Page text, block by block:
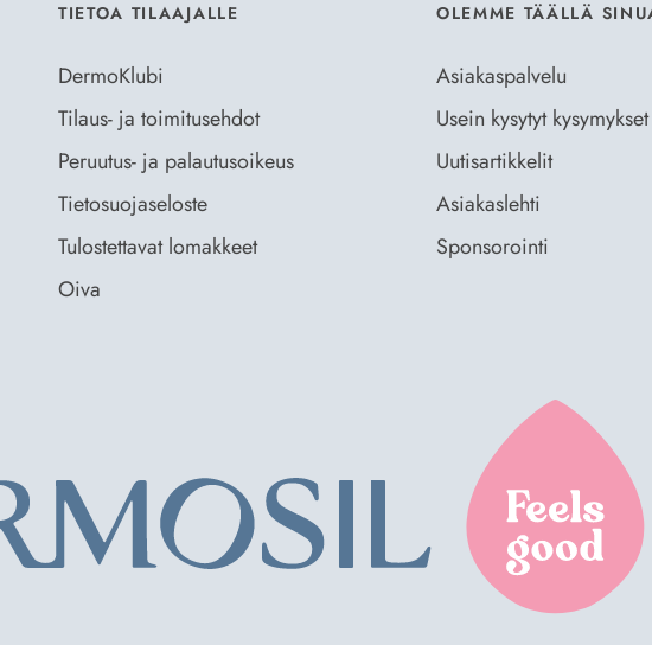
TIETOA TILAAJALLE
DermoKlubi
Tilaus- ja toimitusehdot
Peruutus- ja palautusoikeus
Tietosuojaseloste
Tulostettavat lomakkeet
Oiva
OLEMME TÄÄLLÄ
Asiakaspalvelu
Usein kysytyt kysymykset
Uutisartikkelit
Asiakaslehti
Sponsorointi